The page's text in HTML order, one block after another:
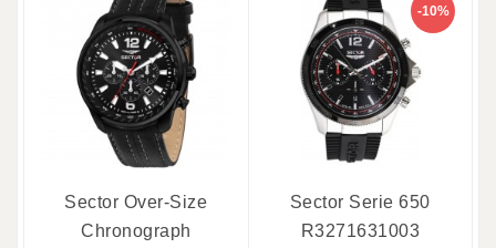
Sector Over-Size
Chronograph
-10%
Sector Serie 650
R3271631003